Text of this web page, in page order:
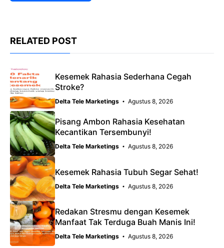
RELATED POST
Kesemek Rahasia Sederhana Cegah
Stroke?
Delta Tele Marketings Agustus 8, 2026
Pisang Ambon Rahasia Kesehatan
Kecantikan Tersembunyi!
Delta Tele Marketings Agustus 8, 2026
Kesemek Rahasia Tubuh Segar Sehat!
Delta Tele Marketings Agustus 8, 2026
Redakan Stresmu dengan Kesemek
Manfaat Tak Terduga Buah Manis Ini!
Delta Tele Marketings Agustus 8, 2026